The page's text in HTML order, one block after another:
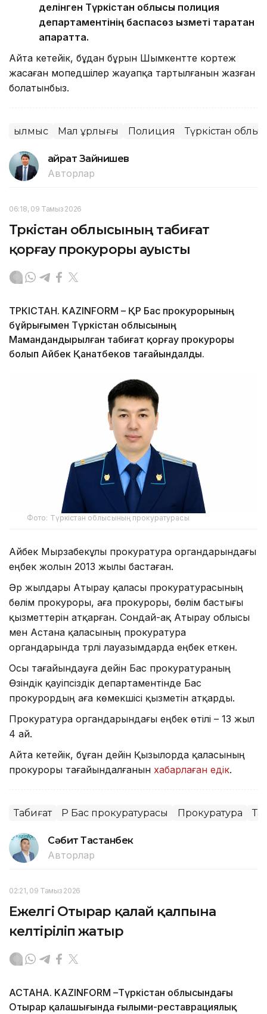
делінген Түркістан облысы полиция
департаментінің баспасөз қызметі таратқан
ақпаратта.
Айта кетейік, бұдан бұрын Шымкентте кортеж
жасаған мопедшілер жауапқа тартылғанын жазған
болатынбыз.
Қылмыс Мал ұрлығы Полиция Түркістан
Қайрат Зайнишев
Авторлар
06:18, 09 Тамыз 2026
Түркістан облысының табиғат
қорғау прокуроры ауысты
ТҮРКІСТАН. KAZINFORM – ҚР Бас прокурорының
бұйрығымен Түркістан облысының
Мамандандырылған табиғат қорғау прокуроры
болып Айбек Қанатбеков тағайындалды.
Фото: Түркістан облысының прокуратурасы
Айбек Мырзабекұлы прокуратура органдарындағы
еңбек жолын 2013 жылы бастаған.
Әр жылдары Атырау қаласы прокуратурасының
бөлім прокуроры, аға прокуроры, бөлім бастығы
қызметтерін атқарған. Сондай-ақ Атырау облысы
мен Астана қаласының прокуратура
органдарында түрлі лауазымдарда еңбек еткен.
Осы тағайындауға дейін Бас прокуратураның
Өзіндік қауіпсіздік департаментінде Бас
прокурордың аға көмекшісі қызметін атқарды.
Прокуратура органдарындағы еңбек өтілі – 13 жыл
4 ай.
Айта кетейік, бұған дейін Қызылорда қаласының
прокуроры тағайындалғанын хабарлаған едік.
Табиғат ҚР Бас прокуратурасы Прокуратура
Сәбит Тастанбек
Авторлар
02:21, 09 Тамыз 2026
Ежелгі Отырар қалай қалпына
келтіріліп жатыр
АСТАНА. KAZINFORM –Түркістан облысындағы
Отырар қалашығында ғылыми-реставрациялық